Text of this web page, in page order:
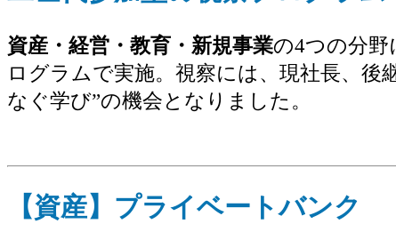
資産・経営・教育・新規事業の4つの分
ログラムで実施。視察には、現社長、後
なぐ学び”の機会となりました。
【資産】プライベートバンク